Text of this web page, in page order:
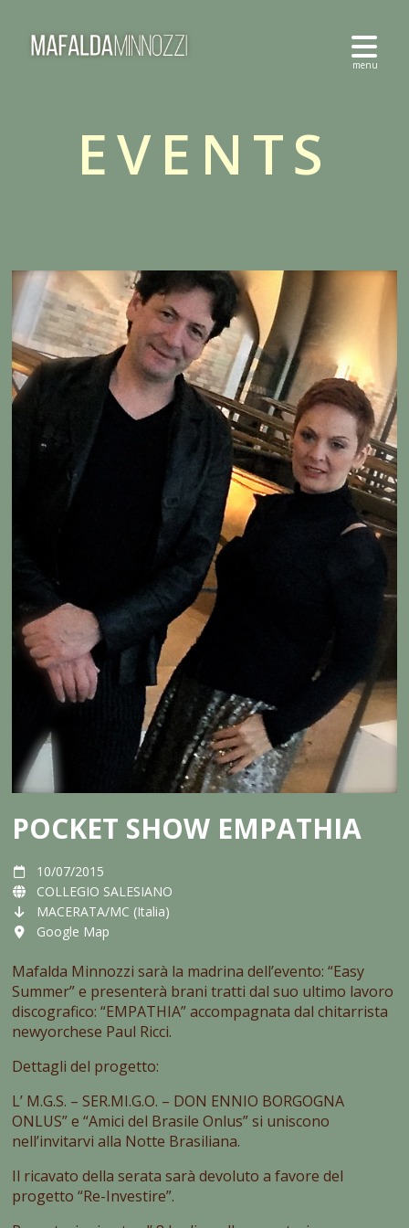
EVENTS
POCKET SHOW EMPATHIA
10/07/2015
COLLEGIO SALESIANO
MACERATA/MC (Italia)
Google Map
Mafalda Minnozzi sarà la madrina dell’evento: “Easy
Summer” e presenterà brani tratti dal suo ultimo lavoro
discografico: “EMPATHIA” accompagnata dal chitarrista
newyorchese Paul Ricci.
Dettagli del progetto:
L’ M.G.S. – SER.MI.G.O. – DON ENNIO BORGOGNA
ONLUS” e “Amici del Brasile Onlus” si uniscono
nell’invitarvi alla Notte Brasiliana.
Il ricavato della serata sarà devoluto a favore del
progetto “Re-Investire”.